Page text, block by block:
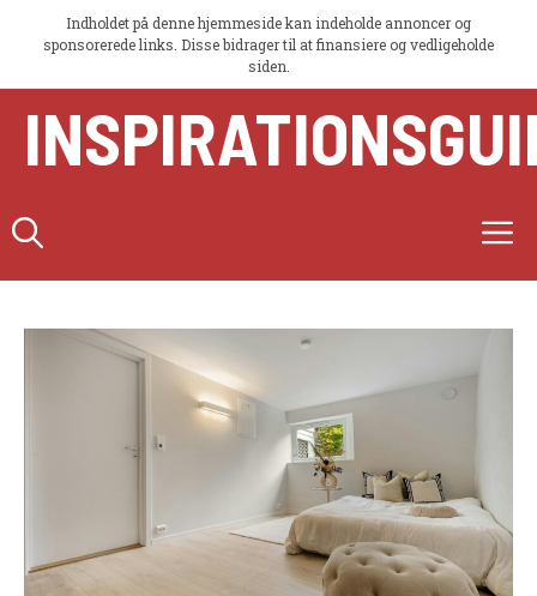
Indholdet på denne hjemmeside kan indeholde annoncer og
sponsorerede links. Disse bidrager til at finansiere og vedligeholde
siden.
indhold